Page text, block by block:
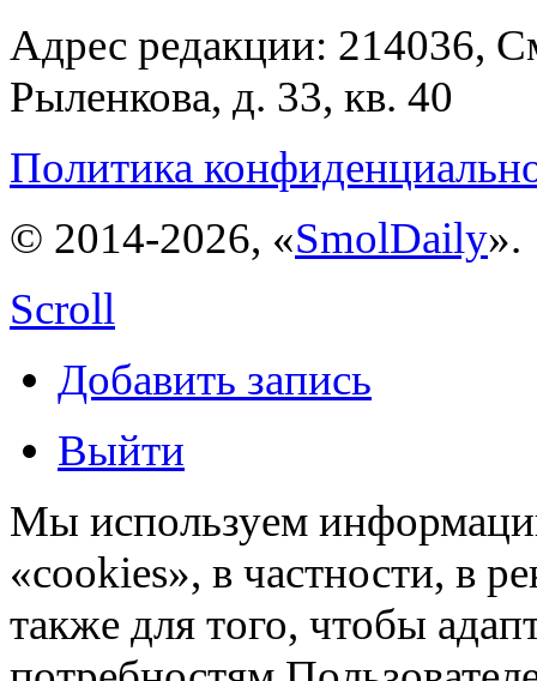
Адрес редакции: 214036,
Рыленкова, д. 33, кв. 40
Политика
© 2014-2026, «SmolDaily».
Scroll
Добавить запись
Выйти
Мы используем
«cookies», в частности, в
также для того, чтобы